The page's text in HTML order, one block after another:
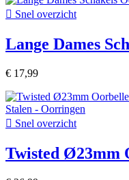
 Snel overzicht
Lange Dames
€ 17,99
 Snel overzicht
Twisted Ø23mm